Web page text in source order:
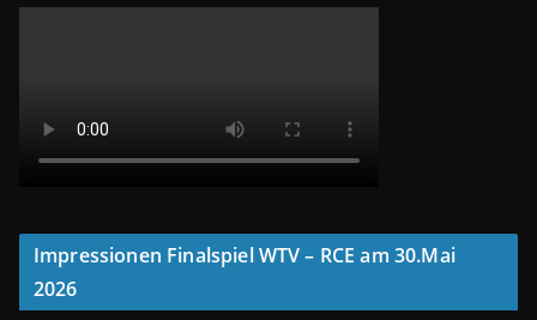
Impressionen Finalspiel WTV – RCE am 30.Mai
2026